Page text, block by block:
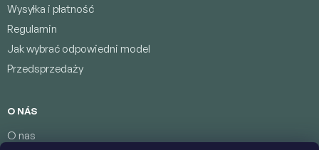
Wysyłka i płatność
Regulamin
Jak wybrać odpowiedni model
Przedsprzedaży
O NÁS
O nas